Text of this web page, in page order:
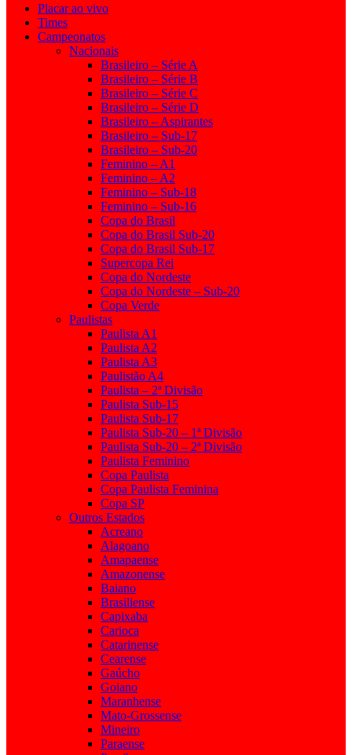
Placar ao vivo
Times
Campeonatos
Nacionais
Brasileiro – Série A
Brasileiro – Série B
Brasileiro – Série C
Brasileiro – Série D
Brasileiro – Aspirantes
Brasileiro – Sub-17
Brasileiro – Sub-20
Feminino – A1
Feminino – A2
Feminino – Sub-18
Feminino – Sub-16
Copa do Brasil
Copa do Brasil Sub-20
Copa do Brasil Sub-17
Supercopa Rei
Copa do Nordeste
Copa do Nordeste – Sub-20
Copa Verde
Paulistas
Paulista A1
Paulista A2
Paulista A3
Paulistão A4
Paulista – 2ª Divisão
Paulista Sub-15
Paulista Sub-17
Paulista Sub-20 – 1ª Divisão
Paulista Sub-20 – 2ª Divisão
Paulista Feminino
Copa Paulista
Copa Paulista Feminina
Copa SP
Outros Estados
Acreano
Alagoano
Amapaense
Amazonense
Baiano
Brasiliense
Capixaba
Carioca
Catarinense
Cearense
Gaúcho
Goiano
Maranhense
Mato-Grossense
Mineiro
Paraense